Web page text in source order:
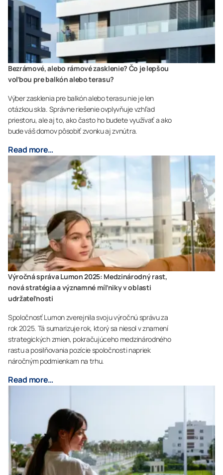
Bezrámové, alebo rámové zasklenie? Čo je lepšou
voľbou pre balkón alebo terasu?
Výber zasklenia pre balkón alebo terasu nie je len
otázkou skla. Správne riešenie ovplyvňuje vzhľad
priestoru, ale aj to, ako často ho budete využívať a ako
bude váš domov pôsobiť zvonku aj zvnútra.
Read more…
Výročná správa Lumon 2025: Medzinárodný rast,
nová stratégia a významné míľniky v oblasti
udržateľnosti
Spoločnosť Lumon zverejnila svoju výročnú správu za
rok 2025. Tá sumarizuje rok, ktorý sa niesol v znamení
strategických zmien, pokračujúceho medzinárodného
rastu a posilňovania pozície spoločnosti napriek
náročným podmienkam na trhu.
Read more…